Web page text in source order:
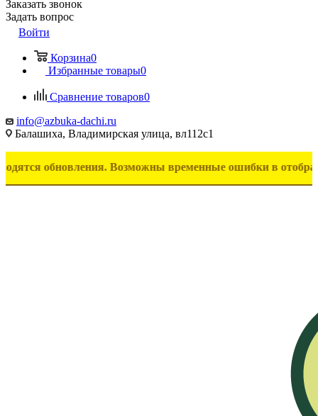
Заказать звонок
Задать вопрос
Войти
Корзина0
Избранные товары0
Сравнение товаров0
info@azbuka-dachi.ru
Балашиха, Владимирская улица, вл112с1
Возможны временные ошибки в отображении